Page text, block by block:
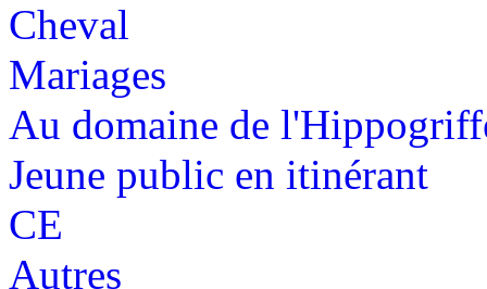
Cheval
Mariages
Au domaine de
Jeune public en itinérant
CE
Autres